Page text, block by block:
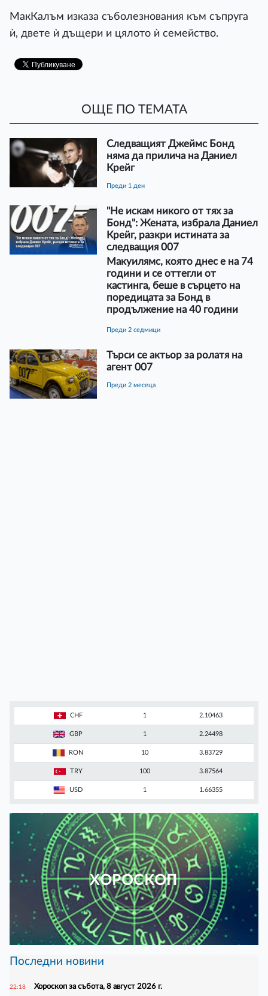
МакКалъм изказа съболезнования към съпруга
ѝ, двете ѝ дъщери и цялото ѝ семейство.
ОЩЕ ПО ТЕМАТА
Следващият Джеймс Бонд
няма да прилича на Даниел
Крейг
преди 1 ден
"Не искам никого от тях за
Бонд": Жената, избрала Даниел
Крейг, разкри истината за
следващия 007
Макуилямс, която днес е на 74
години и се оттегли от
кастинга, беше в сърцето на
поредицата за Бонд в
продължение на 40 години
преди 2 седмици
Търси се актьор за ролатя на
агент 007
преди 2 месеца
CHF 1 2.10463
GBP 1 2.24498
RON 10 3.83729
TRY 100 3.87564
USD 1 1.66355
ХОРОСКОП
Последни новини
22:18 Хороскоп за събота, 8 август 2026 г.